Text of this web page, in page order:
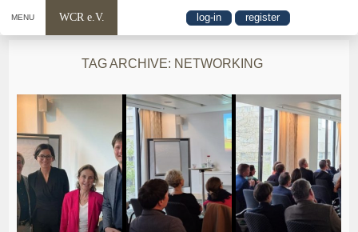
MENU WCR e.V. log-in register
TAG ARCHIVE: NETWORKING